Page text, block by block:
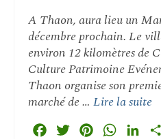
A Thaon, aura lieu un
décembre prochain. Le
environ 12 kilomètres de
Culture Patrimoine
Thaon organise son
marché de … Lire la suite
FacebookTwitterPinterestWhatsApp